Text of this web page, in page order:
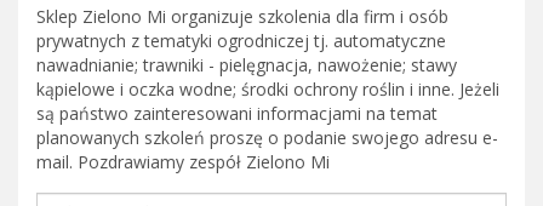
Sklep Zielono Mi organizuje szkolenia dla firm i osób
prywatnych z tematyki ogrodniczej tj. automatyczne
nawadnianie; trawniki - pielęgnacja, nawożenie; stawy
kąpielowe i oczka wodne; środki ochrony roślin i inne. Jeżeli
są państwo zainteresowani informacjami na temat
planowanych szkoleń proszę o podanie swojego adresu e-
mail. Pozdrawiamy zespół Zielono Mi